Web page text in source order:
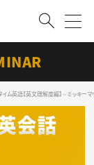
登録
イム英語【英文理解度編】～ミッキ